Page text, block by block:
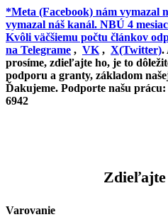
*Meta (Facebook) nám vymazal
vymazal náš kanál. NBÚ 4
Kvôli väčšiemu počtu článkov
na Telegrame , VK , X(Twitter).
prosíme, zdieľajte ho, je to
podporu a granty, základom
Ďakujeme. Podporte našu prácu:
6942
Varovanie